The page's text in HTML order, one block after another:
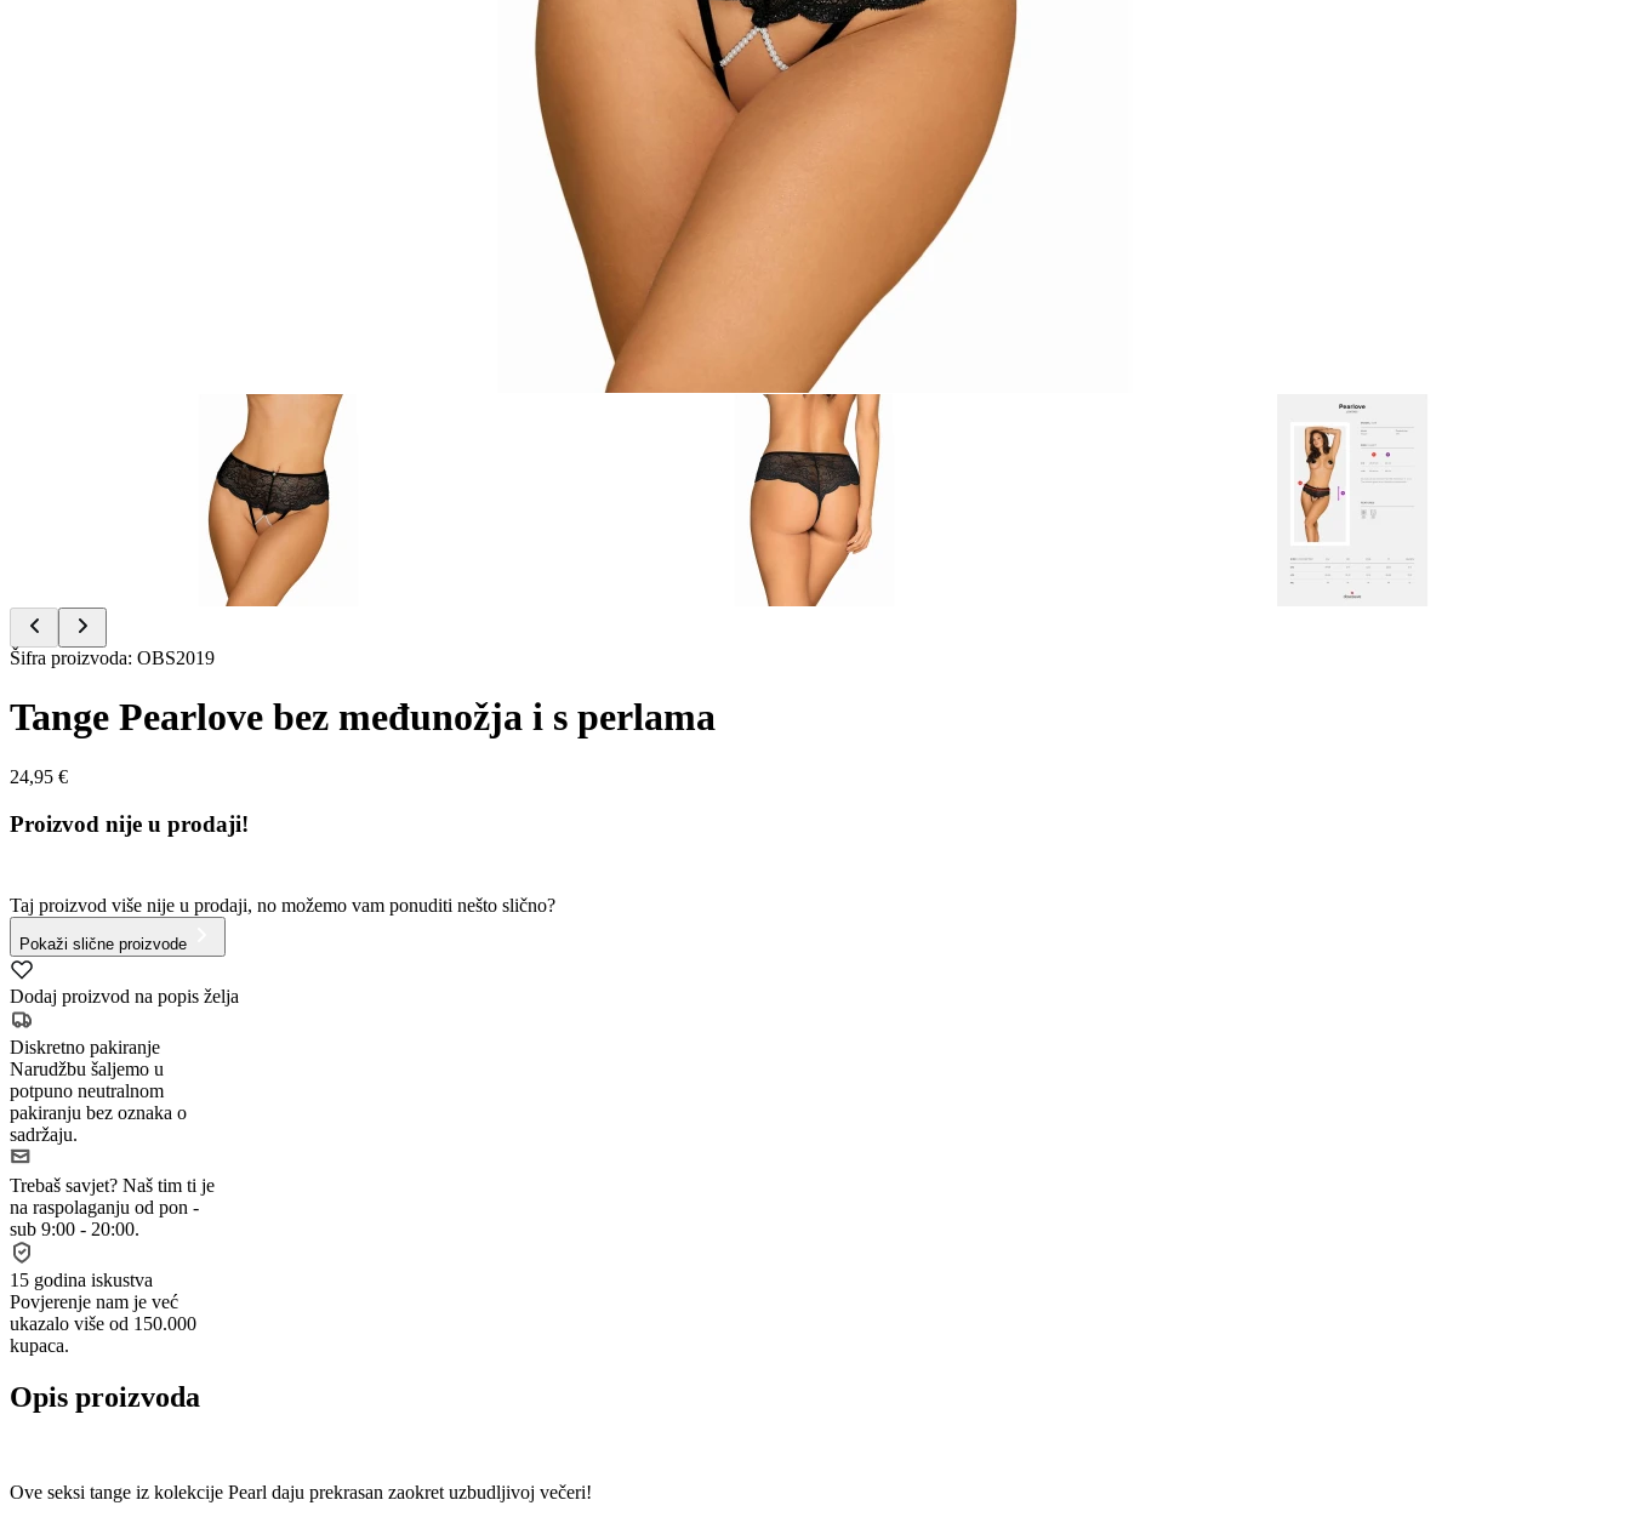
Item
of
Šifra proizvoda: OBS2019
Tange Pearlove bez međunožja i s perlama
24,95 €
Proizvod nije u prodaji!
Taj proizvod više nije u prodaji, no možemo vam ponuditi nešto slično?
Pokaži slične proizvode
Dodaj proizvod na popis želja
Diskretno pakiranje
Narudžbu šaljemo u
potpuno neutralnom
pakiranju bez oznaka o
sadržaju.
Trebaš savjet? Naš tim ti je
na raspolaganju od pon -
sub 9:00 - 20:00.
15 godina iskustva
Povjerenje nam je već
ukazalo više od 150.000
kupaca.
Opis proizvoda
Ove seksi tange iz kolekcije Pearl daju prekrasan zaokret uzbudljivoj večeri!